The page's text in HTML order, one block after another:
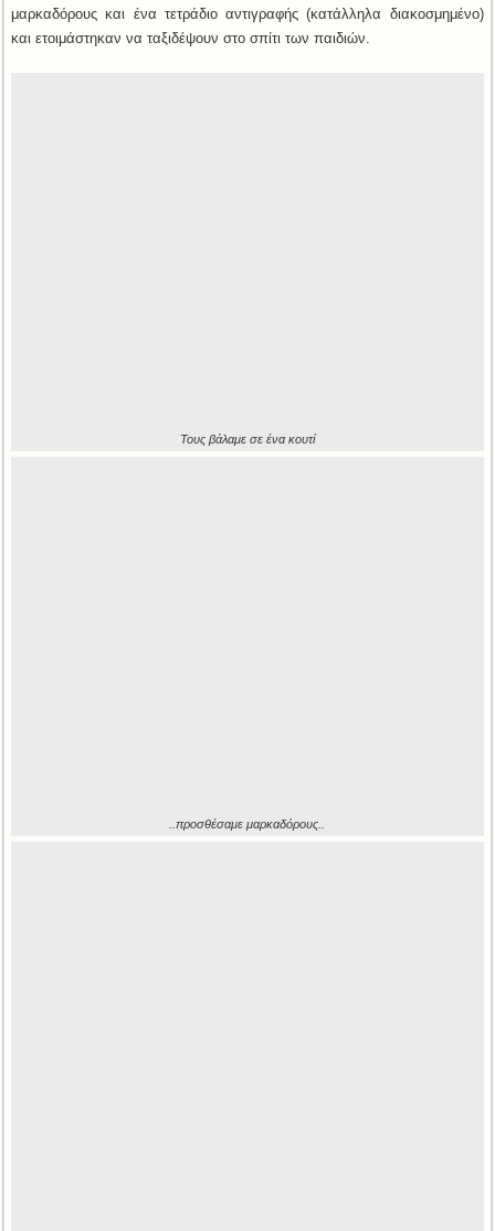
μαρκαδόρους και ένα τετράδιο αντιγραφής (κατάλληλα διακοσμημένο)
και ετοιμάστηκαν να ταξιδέψουν στο σπίτι των παιδιών.
Τους βάλαμε σε ένα κουτί
..προσθέσαμε μαρκαδόρους..